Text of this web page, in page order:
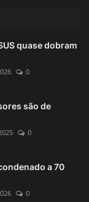
quase dobram
0
são de
0
a 70
0